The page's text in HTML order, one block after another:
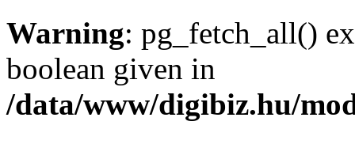
Warning: pg_fetch_all()
boolean given in
/data/www/digibiz.hu/